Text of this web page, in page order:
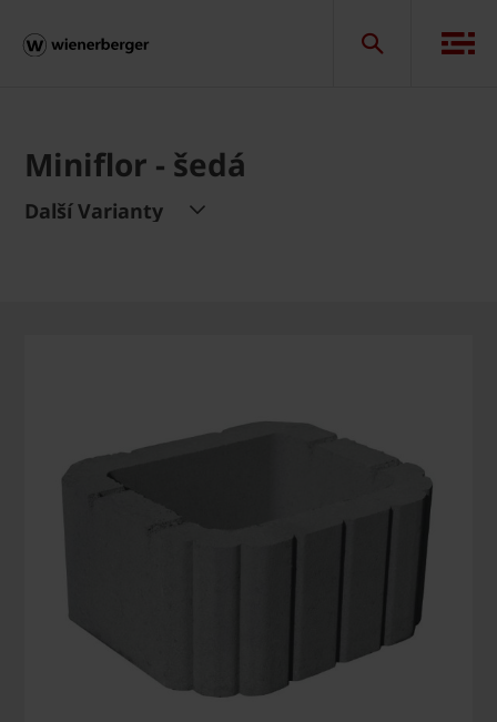
Miniflor - šedá
Další Varianty